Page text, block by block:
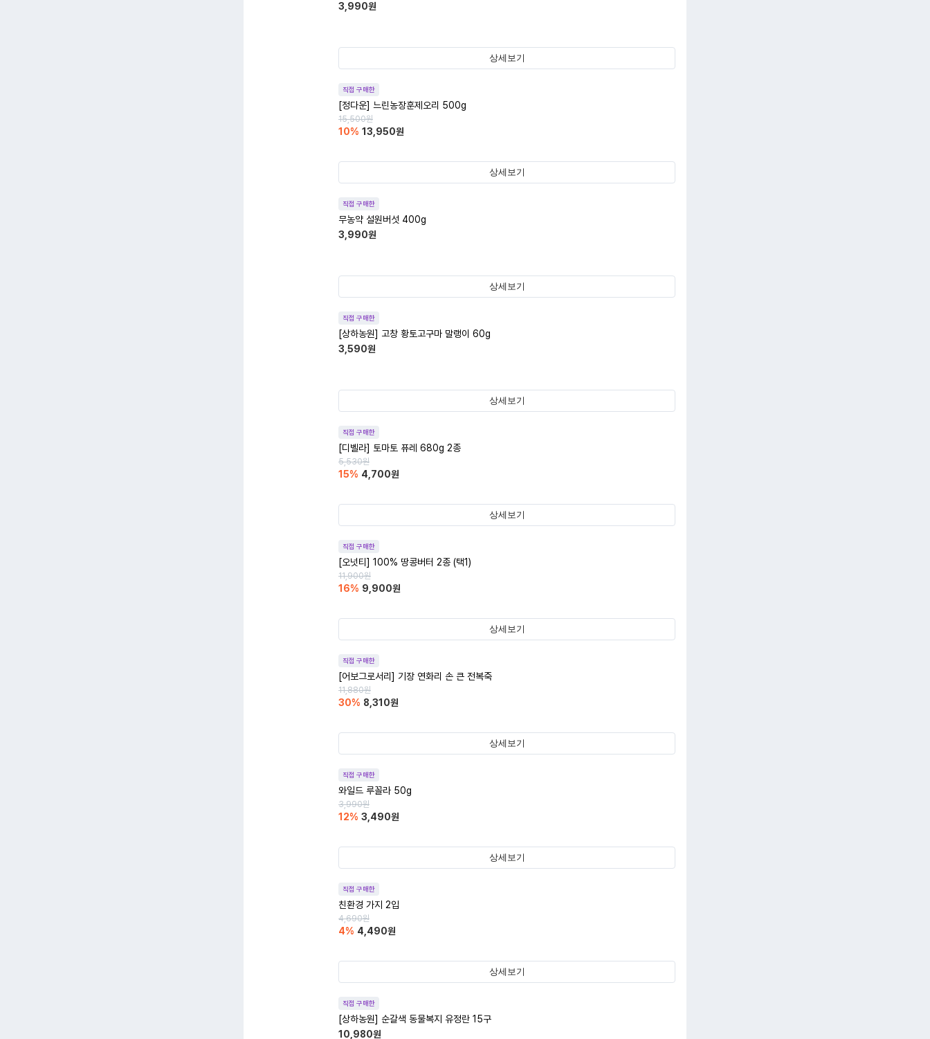
3,990원
상세보기
직접 구매한
[정다운] 느린농장훈제오리 500g
15,500원
10% 13,950원
상세보기
직접 구매한
무농약 설원버섯 400g
3,990원
상세보기
직접 구매한
[상하농원] 고창 황토고구마 말랭이 60g
3,590원
상세보기
직접 구매한
[디벨라] 토마토 퓨레 680g 2종
5,530원
15% 4,700원
상세보기
직접 구매한
[오넛티] 100% 땅콩버터 2종 (택1)
11,900원
16% 9,900원
상세보기
직접 구매한
[어보그로서리] 기장 연화리 손 큰 전복죽
11,880원
30% 8,310원
상세보기
직접 구매한
와일드 루꼴라 50g
3,990원
12% 3,490원
상세보기
직접 구매한
친환경 가지 2입
4,690원
4% 4,490원
상세보기
직접 구매한
[상하농원] 순갈색 동물복지 유정란 15구
10,980원